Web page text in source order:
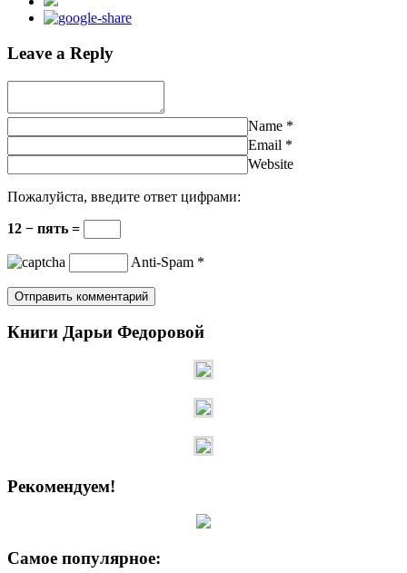
Leave a Reply
Name *
Email *
Website
Пожалуйста, введите ответ цифрами:
12 − пять =
Anti-Spam *
Книги Дарьи Федоровой
Рекомендуем!
Самое популярное: